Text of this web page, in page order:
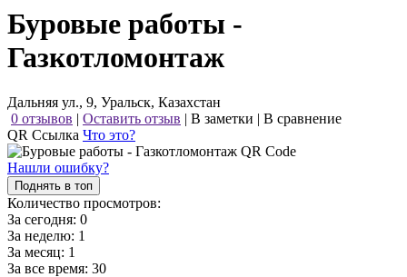
Буровые работы -
Газкотломонтаж
Дальняя ул., 9, Уральск, Казахстан
0 отзывов | Оставить отзыв | В заметки | В сравнение
QR Ссылка Что это?
Нашли ошибку?
Поднять в топ
Количество просмотров:
За сегодня: 0
За неделю: 1
За месяц: 1
За все время: 30